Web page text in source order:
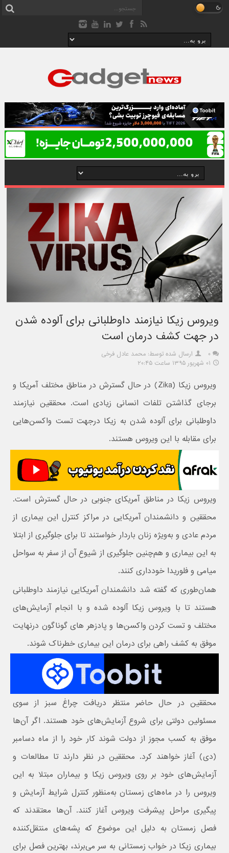
ویروس زیکا نیازمند داوطلبانی برای آلوده شدن
در جهت کشف درمان است
۰
ارسال شده توسط: محمد عادل فرخی
۰۱ شهریور ۱۳۹۵ ساعت ۲۰:۴۵
ویروس زیکا (Zika) در حال گسترش در مناطق مختلف آمریکا و
برجای گذاشتن تلفات انسانی زیادی است. محققین نیازمند
داوطلبانی برای آلوده شدن به زیکا درجهت تست واکسن‌هایی
برای مقابله با این ویروس هستند.
ویروس زیکا در مناطق آمریکای جنوبی در حال گسترش است.
محققین و دانشمندان آمریکایی در مراکز کنترل این بیماری از
مردم عادی و به‌ویژه زنان باردار خواستند تا برای جلوگیری از ابتلا
به این بیماری و هم‌چنین جلوگیری از شیوع آن از سفر به سواحل
میامی و فلوریدا خودداری کنند.
همان‌طوری که گفته شد دانشمندان آمریکایی نیازمند داوطلبانی
هستند تا با ویروس زیکا آلوده شده و با انجام آزمایش‌های
مختلف و تست کردن واکسن‌ها و پادزهر های گوناگون درنهایت
موفق به کشف راهی برای درمان این بیماری خطرناک شوند.
محققین در حال حاضر منتظر دریافت چراغ سبز از سوی
مسئولین دولتی برای شروع آزمایش‌های خود هستند. اگر آن‌ها
موفق به کسب مجوز از دولت شوند کار خود را از ماه دسامبر
(دی) آغاز خواهند کرد. محققین در نظر دارند تا مطالعات و
آزمایش‌های خود بر روی ویروس زیکا و بیماران مبتلا به این
ویروس را در ماه‌های زمستان به‌منظور کنترل شرایط آزمایش و
پیگیری مراحل پیشرفت ویروس آغاز کنند. آن‌ها معتقدند که
فصل زمستان به دلیل این موضوع که پشه‌های منتقل‌کننده
بیماری زیکا در خواب زمستانی به سر می‌برند، بهترین فصل برای